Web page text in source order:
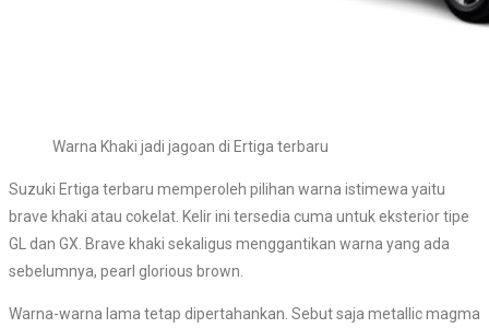
Warna Khaki jadi jagoan di Ertiga terbaru
Suzuki Ertiga terbaru memperoleh pilihan warna istimewa yaitu
brave khaki atau cokelat. Kelir ini tersedia cuma untuk eksterior tipe
GL dan GX. Brave khaki sekaligus menggantikan warna yang ada
sebelumnya, pearl glorious brown.
Warna-warna lama tetap dipertahankan. Sebut saja metallic magma